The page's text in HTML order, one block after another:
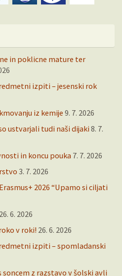
in poklicne mature ter
izpiti – jesenski rok
iz kemije 9. 7. 2026
ustvarjali tudi naši dijaki 8. 7.
in koncu pouka 7. 7. 2026
3. 7. 2026
2026 “Upamo si ciljati
26. 6. 2026
v roki! 26. 6. 2026
izpiti – spomladanski
soncem z razstavo v šolski avli